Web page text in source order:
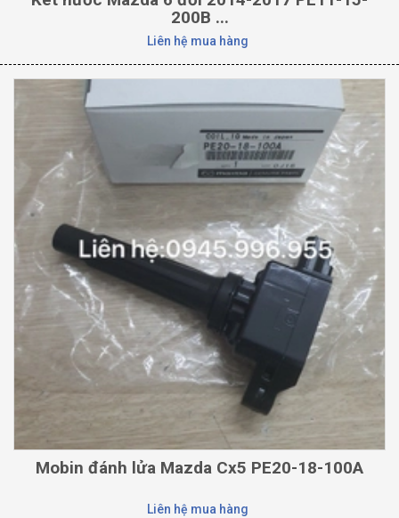
200B ...
Liên hệ mua hàng
Mobin đánh lửa Mazda Cx5 PE20-18-100A
Liên hệ mua hàng